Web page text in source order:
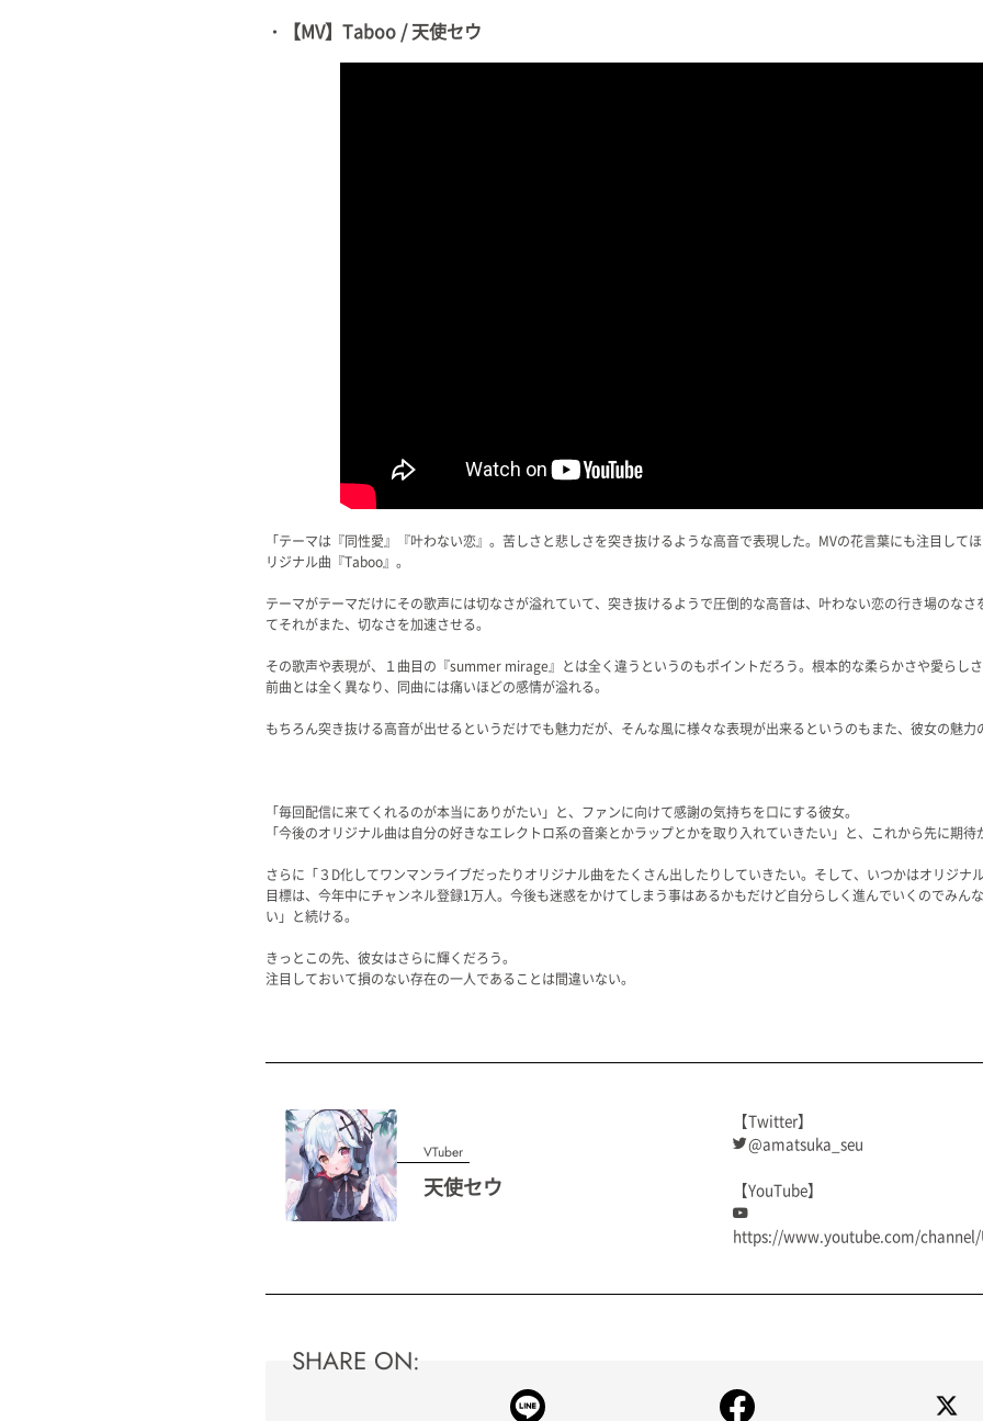
・【MV】Taboo / 天使セウ
「テーマは『同性愛』『叶わない恋』。苦しさと悲しさを突き抜けるような高音で表現した。MVの花言葉にも注目して
リジナル曲『Taboo』。
テーマがテーマだけにその歌声には切なさが溢れていて、突き抜けるようで圧倒的な高音は、叶わない恋の行き場のな
てそれがまた、切なさを加速させる。
その歌声や表現が、１曲目の『summer mirage』とは全く違うというのもポイントだろう。根本的な柔らかさや愛らし
前曲とは全く異なり、同曲には痛いほどの感情が溢れる。
もちろん突き抜ける高音が出せるというだけでも魅力だが、そんな風に様々な表現が出来るというのもまた、彼女の魅
「毎回配信に来てくれるのが本当にありがたい」と、ファンに向けて感謝の気持ちを口にする彼女。
「今後のオリジナル曲は自分の好きなエレクトロ系の音楽とかラップとかを取り入れていきたい」と、これから先に期
さらに「３D化してワンマンライブだったりオリジナル曲をたくさん出したりしていきたい。そして、いつかはオリジナ
目標は、今年中にチャンネル登録1万人。今後も迷惑をかけてしまう事はあるかもだけど自分らしく進んでいくのでみん
い」と続ける。
きっとこの先、彼女はさらに輝くだろう。
注目しておいて損のない存在の一人であることは間違いない。
VTuber
天使セウ
【Twitter】
@amatsuka_seu
【YouTube】
https://www.youtube.com/
SHARE ON: